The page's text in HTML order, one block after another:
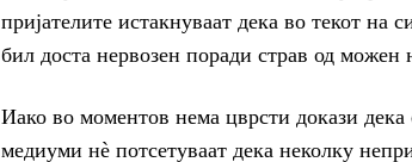
пријателите истакнуваат дека во текот
бил доста нервозен поради страв од можен
Иако во моментов нема цврсти докази дека
медиуми нè потсетуваат дека неколку